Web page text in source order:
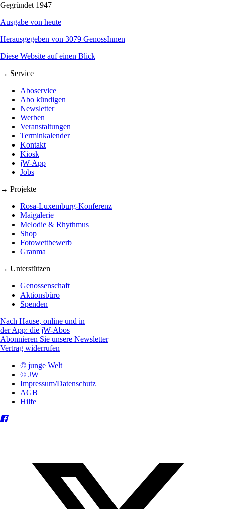
Gegründet 1947
Ausgabe von heute
Herausgegeben von 3079 GenossInnen
Diese Website auf einen Blick
→ Service
Aboservice
Abo kündigen
Newsletter
Werben
Veranstaltungen
Terminkalender
Kontakt
Kiosk
jW-App
Jobs
→ Projekte
Rosa-Luxemburg-Konferenz
Maigalerie
Melodie & Rhythmus
Shop
Fotowettbewerb
Granma
→ Unterstützen
Genossenschaft
Aktionsbüro
Spenden
Nach Hause, online und in
der App: die jW-Abos
Abonnieren Sie unsere Newsletter
Vertrag widerrufen
© junge Welt
© JW
Impressum/Datenschutz
AGB
Hilfe